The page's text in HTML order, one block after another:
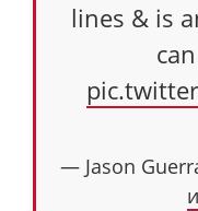
lines & is
— Jason